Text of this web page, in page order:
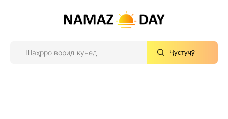
Ҷустуҷӯ